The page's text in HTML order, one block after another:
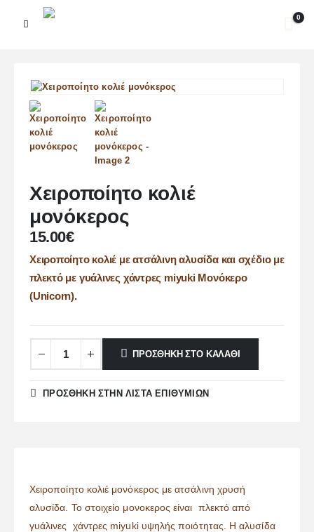
0
Χειροποίητο κολιέ
μονόκερος
15.00€
Χειροποίητο κολιέ με ατσάλινη αλυσίδα και σχέδιο με
πλεκτό με γυάλινες χάντρες miyuki Μονόκερο
(Unicorn).
ΠΡΟΣΘΉΚΗ ΣΤΟ ΚΑΛΆΘΙ
ΠΡΌΣΘΉΚΗ ΣΤΗΝ ΛΊΣΤΑ ΕΠΙΘΥΜΙΏΝ
Χειροποίητο κολιέ μονόκερος με ατσάλινη χρυσή
αλυσίδα. Το στοιχείο μονοκερος είναι πλεκτό από
γυάλινες χάντρες miyuki υψηλής ποιότητας. Η αλυσίδα